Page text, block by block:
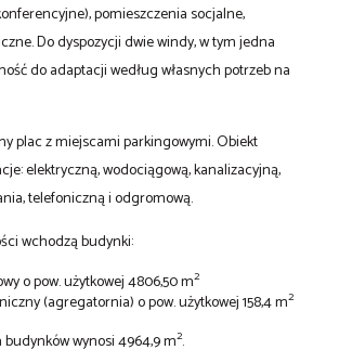
pomieszczenia socjalne,
Do dyspozycji dwie windy, w tym jedna
do adaptacji według własnych potrzeb na
plac z miejscami parkingowymi. Obiekt
elektryczną, wodociągową, kanalizacyjną,
telefoniczną i odgromową.
wchodzą budynki:
o pow. użytkowej 4806,50 m2
(agregatornia) o pow. użytkowej 158,4 m2
wynosi 4964,9 m2.